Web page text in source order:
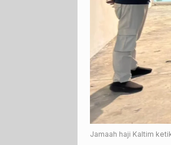
Jamaah haji Kaltim